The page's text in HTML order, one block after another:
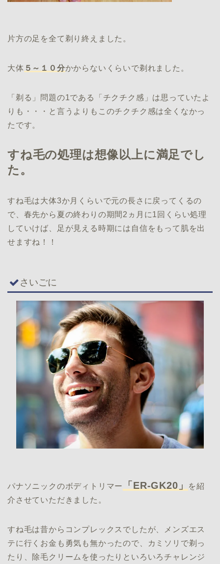
片方の足を全て剃り終えました。
大体 ５～１０分かからないくらいで剃れました。
「剃る」問題の1である「チクチク感」は思っていたよ
りも・・・と言うよりもこのチクチク感は全くなかっ
たです。
すね毛の処理は想像以上に満足でし
た。
すね毛は大体3か月くらいで元の長さに戻ってくるの
で、春先から夏の終わりの期間2ヵ月に1回くらい処理
していけば、足が見える時期には自信をもって肌を出
せますね！！
さいごに
パナソニックのボディトリマー 「ER-GK20」
を紹
介させていただきました。
すね毛は昔からコンプレックスでしたが、メンズエス
テに行くお金も勇気も無かったので、カミソリで剃っ
たり、除毛クリームを使ったりといろいろチャレンジ